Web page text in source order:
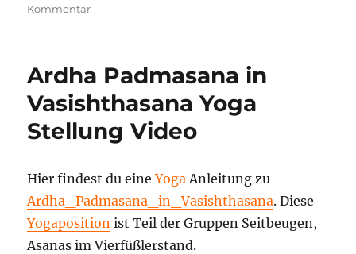
Kommentarzu
Vidya
–
Video
Ardha Padmasana in
Vasishthasana Yoga
Stellung Video
Hier findest du eineYoga Anleitung zu
Ardha_Padmasana_in_Vasishthasana. Diese
Yogaposition ist Teil der Gruppen Seitbeugen,
Asanas im Vierfüßlerstand.